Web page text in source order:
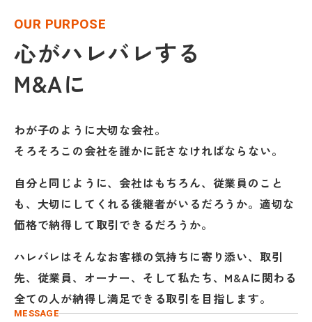
OUR PURPOSE
心がハレバレする
M&Aに
わが子のように大切な会社。
そろそろこの会社を誰かに託さなければならない。
自分と同じように、会社はもちろん、従業員のこと
も、 大切にしてくれる後継者がいるだろうか。 適切な
価格で納得して取引できるだろうか。
ハレバレはそんなお客様の気持ちに寄り添い、 取引
先、従業員、オーナー、そして私たち、 M&Aに関わる
全ての人が納得し満足できる取引を目指します。
MESSAGE